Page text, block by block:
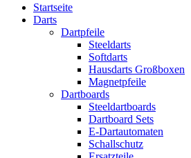
Startseite
Darts
Dartpfeile
Steeldarts
Softdarts
Hausdarts Großboxen
Magnetpfeile
Dartboards
Steeldartboards
Dartboard Sets
E-Dartautomaten
Schallschutz